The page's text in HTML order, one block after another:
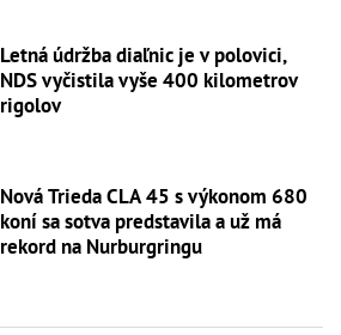
Letná údržba diaľnic je v polovici,
NDS vyčistila vyše 400 kilometrov
rigolov
Nová Trieda CLA 45 s výkonom 680
koní sa sotva predstavila a už má
rekord na Nurburgringu